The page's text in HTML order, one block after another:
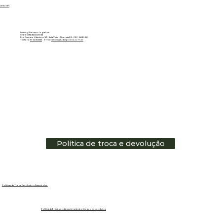
Política de Entrega e data estimada de entrega dos produtos
Políticas de Troca, Devolução e Reembolso
Ludwig Biotecnologia ltda
CNPJ: 01.151.850/0001-53
Rua Gustavo Valente, nº 69 - Bela Vista - Alvorada/RS - CEP: 94810-250
Telefone: 51 - 3483.3335E-mail: vendas@ludwigbiotec.com.br
Linkedin
Política de troca e devolução